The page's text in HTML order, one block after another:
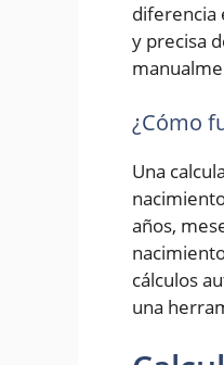
diferencia
y precisa
¿Cómo
Una
años,
cálculos
una